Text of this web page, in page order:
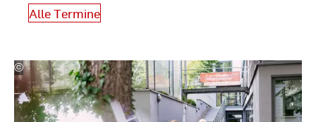
Alle Termine
©
Studio
Steve